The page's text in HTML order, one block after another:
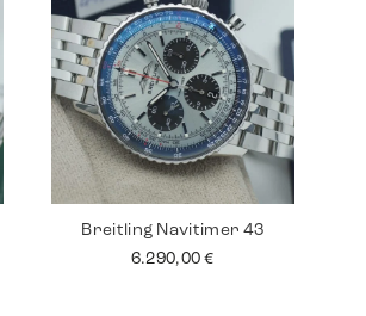
Breitling Navitimer 43
6.290,00€